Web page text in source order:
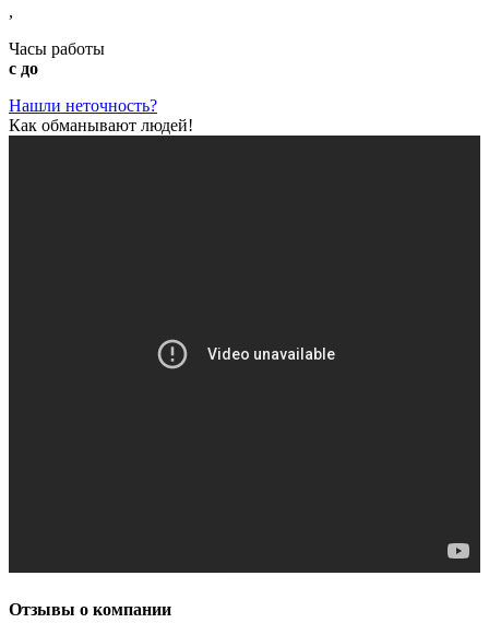
,
Часы работы
с до
Нашли неточность?
Как обманывают людей!
Отзывы о компании